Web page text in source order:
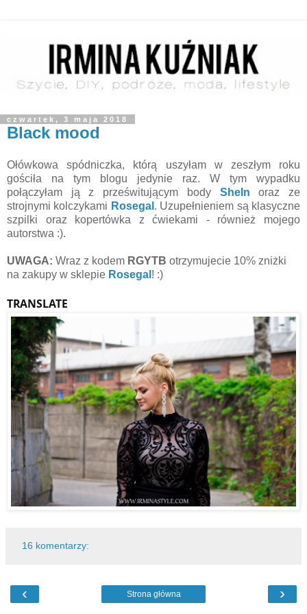
czwartek, 3 maja 2018
Black mood
Ołówkowa spódniczka, którą uszyłam w zeszłym roku
gościła na tym blogu jedynie raz. W tym wypadku
połączyłam ją z prześwitującym body SheInoraz ze
strojnymi kolczykami Rosegal . Uzupełnieniem są klasyczne
szpilki oraz kopertówka z ćwiekami - również mojego
autorstwa :).
UWAGA: Wraz z kodem RGYTB otrzymujecie 10% zniżki
na zakupy w sklepie Rosegal ! :)
TRANSLATE
16 komentarzy:
‹ ›
Strona główna